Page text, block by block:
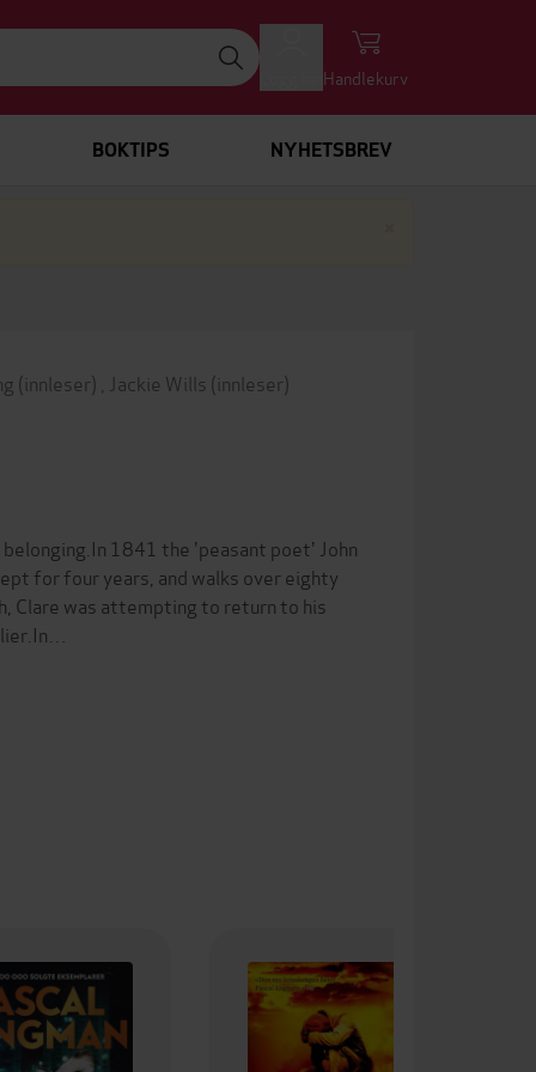
Handlekurv
BOKTIPS NYHETSBREV
(innleser) Jackie Wills (innleser)
1841 the 'peasant poet' John
for four years, and walks over eighty
Clare was attempting to return to his